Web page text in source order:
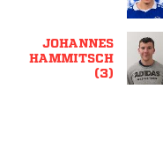


